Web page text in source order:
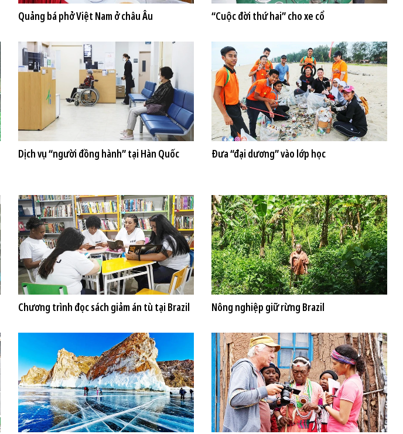
Quảng bá phở Việt Nam ở châu Âu “Cuộc đời thứ hai” cho xe cổ
Dịch vụ “người đồng hành” tại Hàn Quốc Đưa “đại dương” vào lớp học
Chương trình đọc sách giảm án tù tại Brazil Nông nghiệp giữ rừng Brazil